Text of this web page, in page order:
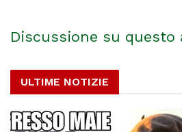
Discussione su questo
ULTIME NOTIZIE